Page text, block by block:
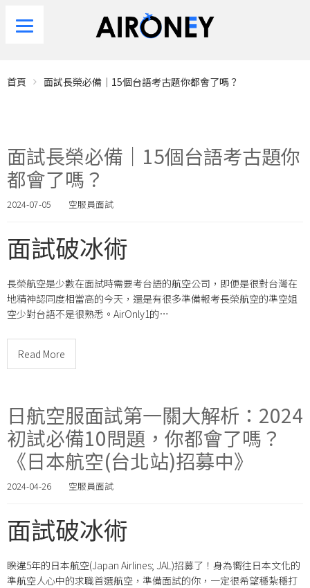
首頁 面試長榮必備｜15個台語考古題你都會了嗎？
面試長榮必備｜15個台語考古題你
都會了嗎？
2024-07-05 空服員面試
面試破冰術
長榮航空是少數在面試時需要考台語的航空公司，即便是很對台灣在
地精神認同度相當高的今天，還是有很多準備報考長榮航空的準空姐
空少對台語不是很熟悉。AirOnly1的…
Read More
日航空服面試第一關大解析：2024
初試必備10問題，你都會了嗎？
《日本航空(台北站)招募中》
2024-04-26 空服員面試
面試破冰術
睽違5年的日本航空(Japan Airlines; JAL)招募了！身為嚮往日本文化的
準航空人心中的求職首選航空，準備面試的你，一定很希望穩紮穩打